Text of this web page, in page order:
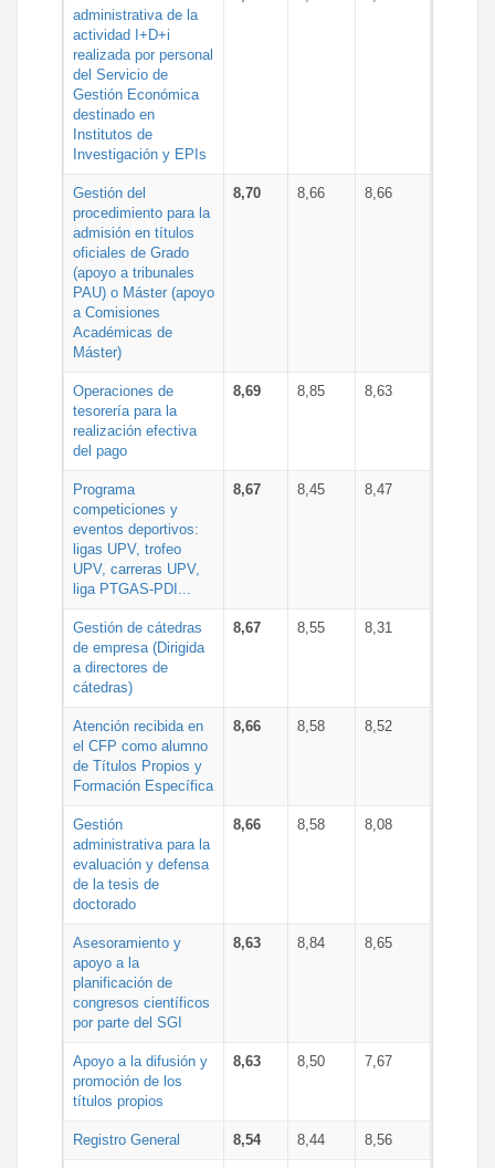
administrativa de la
actividad I+D+i
realizada por personal
del Servicio de
Gestión Económica
destinado en
Institutos de
Investigación y EPIs
Gestión del
procedimiento para la
admisión en títulos
oficiales de Grado
(apoyo a tribunales
PAU) o Máster (apoyo
a Comisiones
Académicas de
Máster)
8,70 8,66 8,66
Operaciones de
tesorería para la
realización efectiva
del pago
8,69 8,85 8,63
Programa
competiciones y
eventos deportivos:
ligas UPV, trofeo
UPV, carreras UPV,
liga PTGAS-PDI...
8,67 8,45 8,47
Gestión de cátedras
de empresa (Dirigida
a directores de
cátedras)
8,67 8,55 8,31
Atención recibida en
el CFP como alumno
de Títulos Propios y
Formación Específica
8,66 8,58 8,52
Gestión
administrativa para la
evaluación y defensa
de la tesis de
doctorado
8,66 8,58 8,08
Asesoramiento y
apoyo a la
planificación de
congresos científicos
por parte del SGI
8,63 8,84 8,65
Apoyo a la difusión y
promoción de los
títulos propios
8,63 8,50 7,67
Registro General 8,54 8,44 8,56